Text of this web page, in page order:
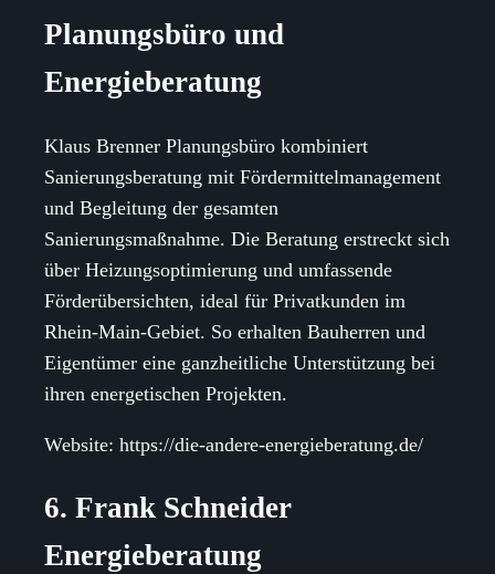
Planungsbüro und
Energieberatung
Klaus Brenner Planungsbüro kombiniert
Sanierungsberatung mit Fördermittelmanagement
und Begleitung der gesamten
Sanierungsmaßnahme. Die Beratung erstreckt sich
über Heizungsoptimierung und umfassende
Förderübersichten, ideal für Privatkunden im
Rhein-Main-Gebiet. So erhalten Bauherren und
Eigentümer eine ganzheitliche Unterstützung bei
ihren energetischen Projekten.
Website: https://die-andere-energieberatung.de/
6. Frank Schneider
Energieberatung